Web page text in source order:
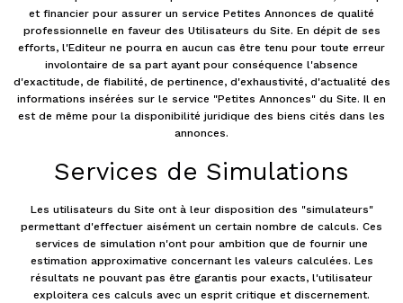
et financier pour assurer un service Petites Annonces de qualité
professionnelle en faveur des Utilisateurs du Site. En dépit de ses
efforts, l'Editeur ne pourra en aucun cas être tenu pour toute erreur
involontaire de sa part ayant pour conséquence l'absence
d'exactitude, de fiabilité, de pertinence, d'exhaustivité, d'actualité des
informations insérées sur le service "Petites Annonces" du Site. Il en
est de même pour la disponibilité juridique des biens cités dans les
annonces.
Services de Simulations
Les utilisateurs du Site ont à leur disposition des "simulateurs"
permettant d'effectuer aisément un certain nombre de calculs. Ces
services de simulation n'ont pour ambition que de fournir une
estimation approximative concernant les valeurs calculées. Les
résultats ne pouvant pas être garantis pour exacts, l'utilisateur
exploitera ces calculs avec un esprit critique et discernement.